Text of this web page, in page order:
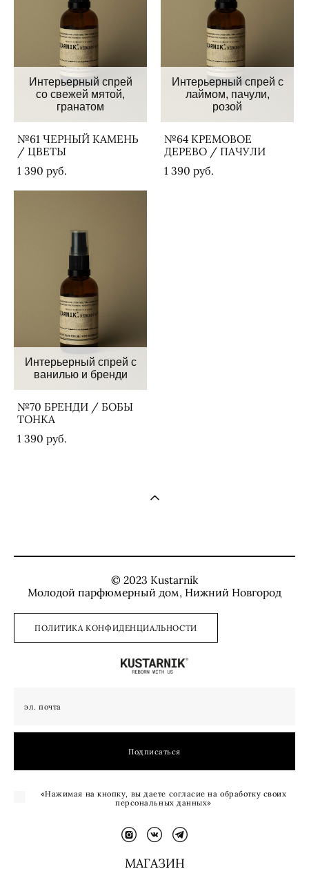
Интерьерный спрей
со свежей мятой,
гранатом
№61 ЧЕРНЫЙ КАМЕНЬ
/ ЦВЕТЫ
1 390 pуб.
Интерьерный спрей с
лаймом, пачули,
розой
№64 КРЕМОВОЕ
ДЕРЕВО / ПАЧУЛИ
1 390 pуб.
Интерьерный спрей с
ванилью и бренди
№70 БРЕНДИ / БОБЫ
ТОНКА
1 390 pуб.
© 2023 Kustarnik
Молодой парфюмерный дом, Нижний Новгород
ПОЛИТИКА КОНФИДЕНЦИАЛЬНОСТИ
Подписаться
«Нажимая на кнопку, вы даете согласие на обработку своих
персональных данных»
МАГАЗИН